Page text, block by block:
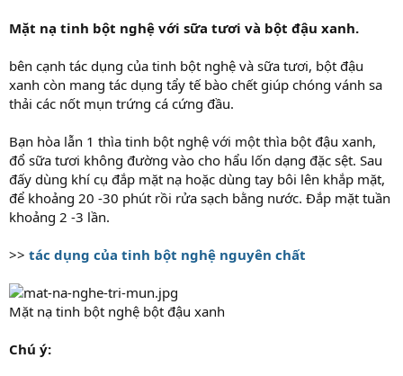
Mặt nạ tinh bột nghệ với sữa tươi và bột đậu xanh.
bên cạnh tác dụng của tinh bột nghệ và sữa tươi, bột đậu
xanh còn mang tác dụng tẩy tế bào chết giúp chóng vánh sa
thải các nốt mụn trứng cá cứng đầu.
Bạn hòa lẫn 1 thìa tinh bột nghệ với một thìa bột đậu xanh,
đổ sữa tươi không đường vào cho hẩu lốn dạng đặc sệt. Sau
đấy dùng khí cụ đắp mặt nạ hoặc dùng tay bôi lên khắp mặt,
để khoảng 20 -30 phút rồi rửa sạch bằng nước. Đắp mặt tuần
khoảng 2 -3 lần.
>> tác dụng của tinh bột nghệ nguyên chất
Mặt nạ tinh bột nghệ bột đậu xanh
Chú ý: